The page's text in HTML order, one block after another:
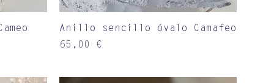
Vista rápida
Anillo sencillo óvalo Camafeo
Precio
65,00 €